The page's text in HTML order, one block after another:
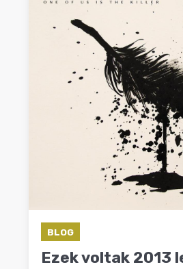
BLOG
Ezek voltak 2013